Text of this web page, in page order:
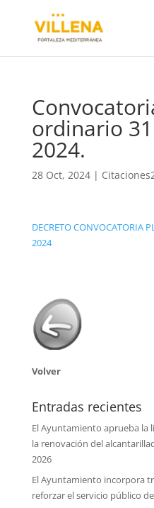
ordinario
2024.
28 Oct, 2024|
DECRETO CONVOCATORIA
2024
Volver
Entradas recientes
El Ayuntamiento aprueba la
la renovación del
2026
El Ayuntamiento incorpora
reforzar el servicio público